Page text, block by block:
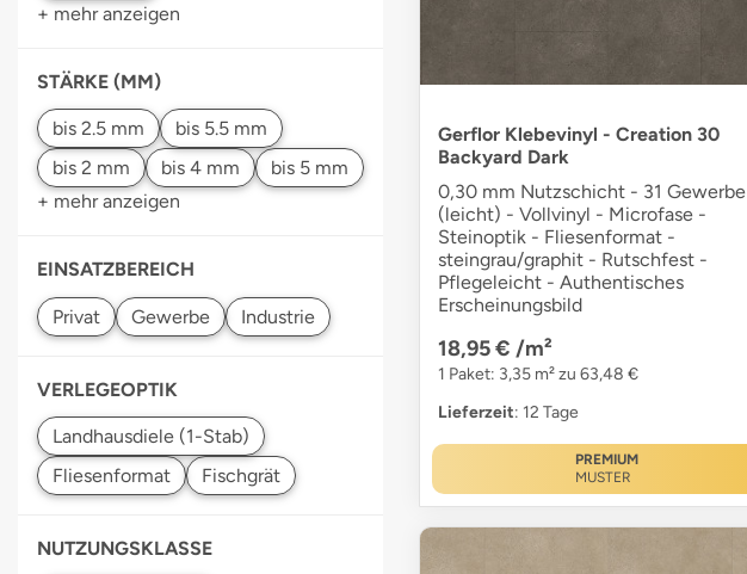
+ mehr anzeigen
STÄRKE (MM)
+ mehr anzeigen
EINSATZBEREICH
VERLEGEOPTIK
NUTZUNGSKLASSE
Gerflor Klebevinyl - Creation 30
Backyard Dark
0,30 mm Nutzschicht - 31 Gewerbe
(leicht) - Vollvinyl - Microfase -
Steinoptik - Fliesenformat -
steingrau/graphit - Rutschfest -
Pflegeleicht - Authentisches
Erscheinungsbild
18,95 € /m²
1 Paket: 3,35 m² zu 63,48 €
Lieferzeit: 12 Tage
PREMIUM
MUSTER